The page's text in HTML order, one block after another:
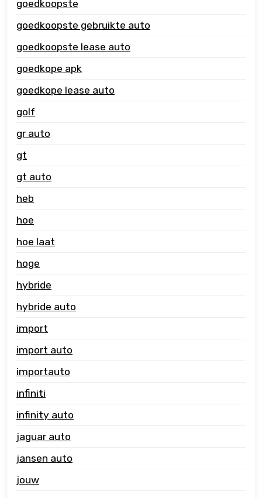
goedkoopste
goedkoopste gebruikte auto
goedkoopste lease auto
goedkope apk
goedkope lease auto
golf
gr auto
gt
gt auto
heb
hoe
hoe laat
hoge
hybride
hybride auto
import
import auto
importauto
infiniti
infinity auto
jaguar auto
jansen auto
jouw